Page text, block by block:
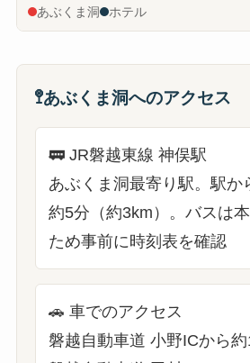
趣味複合施設イイトコ
分（9.6km）
あぶくま洞 ホテル
🚏あぶくま洞へのアクセス
🚃JR磐越東線 神俣駅
あぶくま洞最寄り駅。駅か
約5分（約3km）。バスは
ため事前に時刻表を確認
🚗 車でのアクセス
磐越自動車道 小野ICから